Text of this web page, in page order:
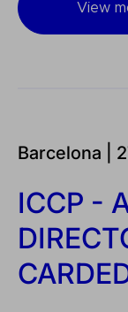
View
Barcelona |
ICCP -